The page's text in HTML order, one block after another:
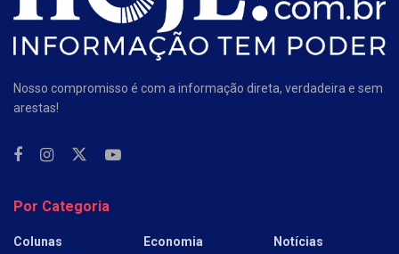
Nosso compromisso é com a informação direta, verdadeira e sem
arestas!
Por Categoria
Colunas Economia Notícias